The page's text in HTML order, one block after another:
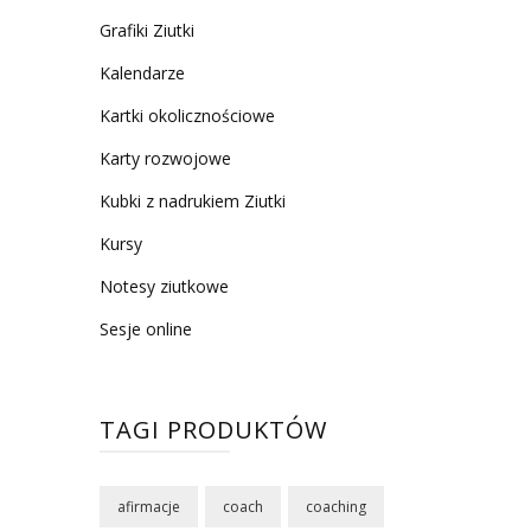
Grafiki Ziutki
Kalendarze
Kartki okolicznościowe
Karty rozwojowe
Kubki z nadrukiem Ziutki
Kursy
Notesy ziutkowe
Sesje online
TAGI PRODUKTÓW
afirmacje coach coaching